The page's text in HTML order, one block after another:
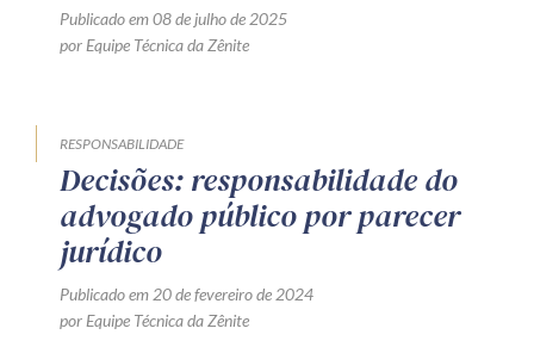
Publicado em 08 de julho de 2025
por Equipe Técnica da Zênite
RESPONSABILIDADE
Decisões: responsabilidade do
advogado público por parecer
jurídico
Publicado em 20 de fevereiro de 2024
por Equipe Técnica da Zênite